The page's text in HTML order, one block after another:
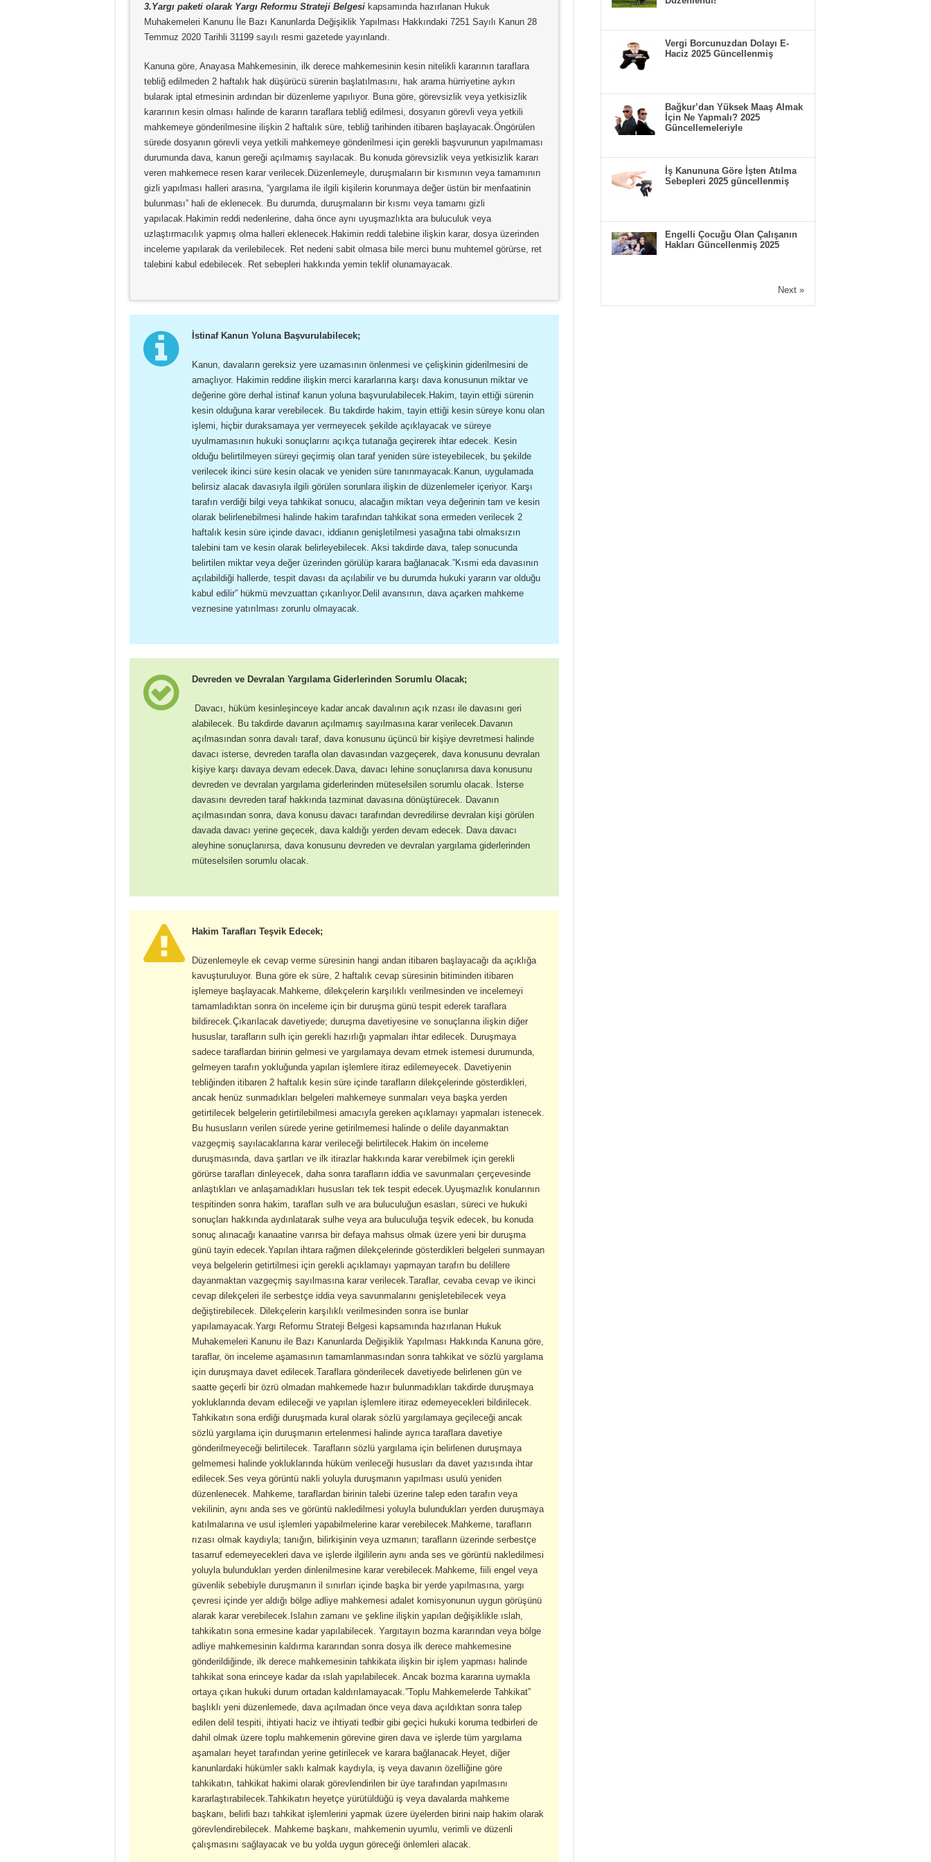
3.Yargı paketi olarak Yargı Reformu Strateji Belgesi kapsamında hazırlanan Hukuk
Muhakemeleri Kanunu İle Bazı Kanunlarda Değişiklik Yapılması Hakkındaki 7251 Sayılı Kanun 28
Temmuz 2020 Tarihli 31199 sayılı resmi gazetede yayınlandı.
Kanuna göre, Anayasa Mahkemesinin, ilk derece mahkemesinin kesin nitelikli kararının taraflara
tebliğ edilmeden 2 haftalık hak düşürücü sürenin başlatılmasını, hak arama hürriyetine aykırı
bularak iptal etmesinin ardından bir düzenleme yapılıyor. Buna göre, görevsizlik veya yetkisizlik
kararının kesin olması halinde de kararın taraflara tebliğ edilmesi, dosyanın görevli veya yetkili
mahkemeye gönderilmesine ilişkin 2 haftalık süre, tebliğ tarihinden itibaren başlayacak.Öngörülen
sürede dosyanın görevli veya yetkili mahkemeye gönderilmesi için gerekli başvurunun yapılmaması
durumunda dava, kanun gereği açılmamış sayılacak. Bu konuda görevsizlik veya yetkisizlik kararı
veren mahkemece resen karar verilecek.Düzenlemeyle, duruşmaların bir kısmının veya tamamının
gizli yapılması halleri arasına, “yargılama ile ilgili kişilerin korunmaya değer üstün bir menfaatinin
bulunması” hali de eklenecek. Bu durumda, duruşmaların bir kısmı veya tamamı gizli
yapılacak.Hakimin reddi nedenlerine, daha önce aynı uyuşmazlıkta ara buluculuk veya
uzlaştırmacılık yapmış olma halleri eklenecek.Hakimin reddi talebine ilişkin karar, dosya üzerinden
inceleme yapılarak da verilebilecek. Ret nedeni sabit olmasa bile merci bunu muhtemel görürse, ret
talebini kabul edebilecek. Ret sebepleri hakkında yemin teklif olunamayacak.
İstinaf Kanun Yoluna Başvurulabilecek;
Kanun, davaların gereksiz yere uzamasının önlenmesi ve çelişkinin giderilmesini de
amaçlıyor. Hakimin reddine ilişkin merci kararlarına karşı dava konusunun miktar ve
değerine göre derhal istinaf kanun yoluna başvurulabilecek.Hakim, tayin ettiği sürenin
kesin olduğuna karar verebilecek. Bu takdirde hakim, tayin ettiği kesin süreye konu olan
işlemi, hiçbir duraksamaya yer vermeyecek şekilde açıklayacak ve süreye
uyulmamasının hukuki sonuçlarını açıkça tutanağa geçirerek ihtar edecek. Kesin
olduğu belirtilmeyen süreyi geçirmiş olan taraf yeniden süre isteyebilecek, bu şekilde
verilecek ikinci süre kesin olacak ve yeniden süre tanınmayacak.Kanun, uygulamada
belirsiz alacak davasıyla ilgili görülen sorunlara ilişkin de düzenlemeler içeriyor. Karşı
tarafın verdiği bilgi veya tahkikat sonucu, alacağın miktarı veya değerinin tam ve kesin
olarak belirlenebilmesi halinde hakim tarafından tahkikat sona ermeden verilecek 2
haftalık kesin süre içinde davacı, iddianın genişletilmesi yasağına tabi olmaksızın
talebini tam ve kesin olarak belirleyebilecek. Aksi takdirde dava, talep sonucunda
belirtilen miktar veya değer üzerinden görülüp karara bağlanacak.”Kısmi eda davasının
açılabildiği hallerde, tespit davası da açılabilir ve bu durumda hukuki yararın var olduğu
kabul edilir” hükmü mevzuattan çıkarılıyor.Delil avansının, dava açarken mahkeme
veznesine yatırılması zorunlu olmayacak.
Devreden ve Devralan Yargılama Giderlerinden Sorumlu Olacak;
Davacı, hüküm kesinleşinceye kadar ancak davalının açık rızası ile davasını geri
alabilecek. Bu takdirde davanın açılmamış sayılmasına karar verilecek.Davanın
açılmasından sonra davalı taraf, dava konusunu üçüncü bir kişiye devretmesi halinde
davacı isterse, devreden tarafla olan davasından vazgeçerek, dava konusunu devralan
kişiye karşı davaya devam edecek.Dava, davacı lehine sonuçlanırsa dava konusunu
devreden ve devralan yargılama giderlerinden müteselsilen sorumlu olacak. İsterse
davasını devreden taraf hakkında tazminat davasına dönüştürecek. Davanın
açılmasından sonra, dava konusu davacı tarafından devredilirse devralan kişi görülen
davada davacı yerine geçecek, dava kaldığı yerden devam edecek. Dava davacı
aleyhine sonuçlanırsa, dava konusunu devreden ve devralan yargılama giderlerinden
müteselsilen sorumlu olacak.
Hakim Tarafları Teşvik Edecek;
Düzenlemeyle ek cevap verme süresinin hangi andan itibaren başlayacağı da açıklığa
kavuşturuluyor. Buna göre ek süre, 2 haftalık cevap süresinin bitiminden itibaren
işlemeye başlayacak.Mahkeme, dilekçelerin karşılıklı verilmesinden ve incelemeyi
tamamladıktan sonra ön inceleme için bir duruşma günü tespit ederek taraflara
bildirecek.Çıkarılacak davetiyede; duruşma davetiyesine ve sonuçlarına ilişkin diğer
hususlar, tarafların sulh için gerekli hazırlığı yapmaları ihtar edilecek. Duruşmaya
sadece taraflardan birinin gelmesi ve yargılamaya devam etmek istemesi durumunda,
gelmeyen tarafın yokluğunda yapılan işlemlere itiraz edilemeyecek. Davetiyenin
tebliğinden itibaren 2 haftalık kesin süre içinde tarafların dilekçelerinde gösterdikleri,
ancak henüz sunmadıkları belgeleri mahkemeye sunmaları veya başka yerden
getirtilecek belgelerin getirtilebilmesi amacıyla gereken açıklamayı yapmaları istenecek.
Bu hususların verilen sürede yerine getirilmemesi halinde o delile dayanmaktan
vazgeçmiş sayılacaklarına karar verileceği belirtilecek.Hakim ön inceleme
duruşmasında, dava şartları ve ilk itirazlar hakkında karar verebilmek için gerekli
görürse tarafları dinleyecek, daha sonra tarafların iddia ve savunmaları çerçevesinde
anlaştıkları ve anlaşamadıkları hususları tek tek tespit edecek.Uyuşmazlık konularının
tespitinden sonra hakim, tarafları sulh ve ara buluculuğun esasları, süreci ve hukuki
sonuçları hakkında aydınlatarak sulhe veya ara buluculuğa teşvik edecek, bu konuda
sonuç alınacağı kanaatine varırsa bir defaya mahsus olmak üzere yeni bir duruşma
günü tayin edecek.Yapılan ihtara rağmen dilekçelerinde gösterdikleri belgeleri sunmayan
veya belgelerin getirtilmesi için gerekli açıklamayı yapmayan tarafın bu delillere
dayanmaktan vazgeçmiş sayılmasına karar verilecek.Taraflar, cevaba cevap ve ikinci
cevap dilekçeleri ile serbestçe iddia veya savunmalarını genişletebilecek veya
değiştirebilecek. Dilekçelerin karşılıklı verilmesinden sonra ise bunlar
yapılamayacak.Yargı Reformu Strateji Belgesi kapsamında hazırlanan Hukuk
Muhakemeleri Kanunu ile Bazı Kanunlarda Değişiklik Yapılması Hakkında Kanuna göre,
taraflar, ön inceleme aşamasının tamamlanmasından sonra tahkikat ve sözlü yargılama
için duruşmaya davet edilecek.Taraflara gönderilecek davetiyede belirlenen gün ve
saatte geçerli bir özrü olmadan mahkemede hazır bulunmadıkları takdirde duruşmaya
yokluklarında devam edileceği ve yapılan işlemlere itiraz edemeyecekleri bildirilecek.
Tahkikatın sona erdiği duruşmada kural olarak sözlü yargılamaya geçileceği ancak
sözlü yargılama için duruşmanın ertelenmesi halinde ayrıca taraflara davetiye
gönderilmeyeceği belirtilecek. Tarafların sözlü yargılama için belirlenen duruşmaya
gelmemesi halinde yokluklarında hüküm verileceği hususları da davet yazısında ihtar
edilecek.Ses veya görüntü nakli yoluyla duruşmanın yapılması usulü yeniden
düzenlenecek. Mahkeme, taraflardan birinin talebi üzerine talep eden tarafın veya
vekilinin, aynı anda ses ve görüntü nakledilmesi yoluyla bulundukları yerden duruşmaya
katılmalarına ve usul işlemleri yapabilmelerine karar verebilecek.Mahkeme, tarafların
rızası olmak kaydıyla; tanığın, bilirkişinin veya uzmanın; tarafların üzerinde serbestçe
tasarruf edemeyecekleri dava ve işlerde ilgililerin aynı anda ses ve görüntü nakledilmesi
yoluyla bulundukları yerden dinlenilmesine karar verebilecek.Mahkeme, fiili engel veya
güvenlik sebebiyle duruşmanın il sınırları içinde başka bir yerde yapılmasına, yargı
çevresi içinde yer aldığı bölge adliye mahkemesi adalet komisyonunun uygun görüşünü
alarak karar verebilecek.Islahın zamanı ve şekline ilişkin yapılan değişiklikle ıslah,
tahkikatın sona ermesine kadar yapılabilecek. Yargıtayın bozma kararından veya bölge
adliye mahkemesinin kaldırma kararından sonra dosya ilk derece mahkemesine
gönderildiğinde, ilk derece mahkemesinin tahkikata ilişkin bir işlem yapması halinde
tahkikat sona erinceye kadar da ıslah yapılabilecek. Ancak bozma kararına uymakla
ortaya çıkan hukuki durum ortadan kaldırılamayacak.”Toplu Mahkemelerde Tahkikat”
başlıklı yeni düzenlemede, dava açılmadan önce veya dava açıldıktan sonra talep
edilen delil tespiti, ihtiyati haciz ve ihtiyati tedbir gibi geçici hukuki koruma tedbirleri de
dahil olmak üzere toplu mahkemenin görevine giren dava ve işlerde tüm yargılama
aşamaları heyet tarafından yerine getirilecek ve karara bağlanacak.Heyet, diğer
kanunlardaki hükümler saklı kalmak kaydıyla, iş veya davanın özelliğine göre
tahkikatın, tahkikat hakimi olarak görevlendirilen bir üye tarafından yapılmasını
kararlaştırabilecek.Tahkikatın heyetçe yürütüldüğü iş veya davalarda mahkeme
başkanı, belirli bazı tahkikat işlemlerini yapmak üzere üyelerden birini naip hakim olarak
görevlendirebilecek. Mahkeme başkanı, mahkemenin uyumlu, verimli ve düzenli
çalışmasını sağlayacak ve bu yolda uygun göreceği önlemleri alacak.
Vergi Borcunuzdan Dolayı E-
Haciz 2025 Güncellenmiş
Bağkur’dan Yüksek Maaş Almak
İçin Ne Yapmalı? 2025
Güncellemeleriyle
İş Kanununa Göre İşten Atılma
Sebepleri 2025 güncellenmiş
Engelli Çocuğu Olan Çalışanın
Hakları Güncellenmiş 2025
Next »